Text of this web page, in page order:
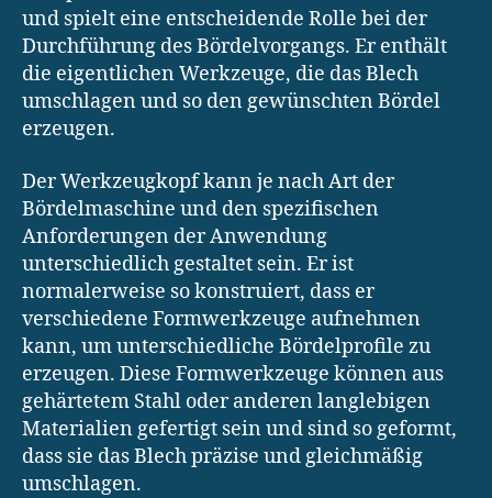
und spielt eine entscheidende Rolle bei der
Durchführung des Bördelvorgangs. Er enthält
die eigentlichen Werkzeuge, die das Blech
umschlagen und so den gewünschten Bördel
erzeugen.
Der Werkzeugkopf kann je nach Art der
Bördelmaschine und den spezifischen
Anforderungen der Anwendung
unterschiedlich gestaltet sein. Er ist
normalerweise so konstruiert, dass er
verschiedene Formwerkzeuge aufnehmen
kann, um unterschiedliche Bördelprofile zu
erzeugen. Diese Formwerkzeuge können aus
gehärtetem Stahl oder anderen langlebigen
Materialien gefertigt sein und sind so geformt,
dass sie das Blech präzise und gleichmäßig
umschlagen.